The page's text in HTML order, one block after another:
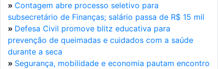
» Contagem abre processo seletivo para
subsecretário de Finanças; salário passa de R$ 15 mil
» Defesa Civil promove blitz educativa para
prevenção de queimadas e cuidados com a saúde
durante a seca
» Segurança, mobilidade e economia pautam encontro